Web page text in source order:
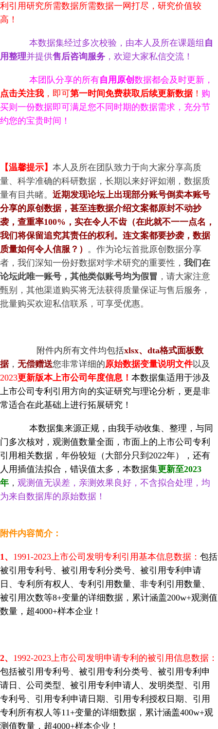
利引用研究所需数据所需数据一网打尽，研究价值较
高！
本数据集经过多次校验，由本人及所在课题组 自
用整理并提供售后咨询服务 ，欢迎大家私信交流！
本团队分享的所有自用原创 数据都会及时更新，
点击关注我 ，即可第一时间免费获取后续更新数据！ 购
买则一份数据即可满足您不同时期的数据需求，充分节
约您的宝贵时间！
【温馨提示】 本人及所在团队致力于向大家分享高质
量、科学准确的科研数据，长期以来好评如潮，数据质
量有目共睹。 近期发现论坛上出现部分账号倒卖本账号
分享的原创数据，甚至连数据介绍文案都原封不动抄
袭，查重率100%，实在令人不齿（在此就不一一点名，
我们将保留追究其责任的权利。 连文案都要抄袭，数据
质量如何令人信服？ ） 。 作为论坛首批原创数据分享
者，我们深知一份好数据对学术研究的重要性， 我们在
论坛此唯一账号，其他类似账号均为假冒 ，请大家注意
甄别，其他渠道购买将无法获得质量保证与售后服务，
批量购买欢迎私信联系，可享受优惠。
附件内所有文件均包括xlsx、dta格式面板数
据， 无偿赠送您非常详细的原始数据变量说明文件以及
2023更新版本上市公司年度信息！ 本数据集适用于涉及
上市公司专利引用方向的实证研究与理论分析，更是非
常适合在此基础上进行拓展研究！
本数据集来源正规，由我手动收集、整理，与同
门多次核对，观测值数量全面，市面上的上市公司专利
引用相关数据，年份较短（大部分只到2022年），还有
人用插值法拟合，错误值太多，本数据集更新至2023
年 ， 观测值无误差，亲测效果良好，不含拟合处理，均
为来自数据库的原始数据！
附件内容简介：
1 、 1991-2023上市公司发明专利引用基本信息数据： 包括
被引用专利号、被引用专利分类号、被引用专利申请
日、专利所有权人、专利引用数量、非专利引用数量、
被引用次数等8+变量的详细数据，累计涵盖200w+观测值
数量，超4000+样本企业！
2、 1992-2023上市公司发明申请专利的被引用信息数据：
包括被引用专利号、被引用专利分类号、被引用专利申
请日、公司类型、被引用专利申请人、发明类型、引用
专利号、引用专利申请日期、引用专利授权日期、引用
专利所有权人等11+变量的详细数据，累计涵盖400w+观
测值数量，超4000+样本企业！